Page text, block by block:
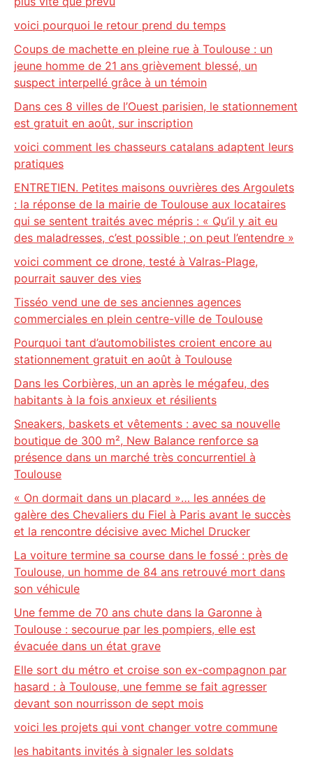
voici pourquoi le retour prend du temps
Coups de machette en pleine rue à Toulouse : un
jeune homme de 21 ans grièvement blessé, un
suspect interpellé grâce à un témoin
Dans ces 8 villes de l’Ouest parisien, le stationnement
est gratuit en août, sur inscription
voici comment les chasseurs catalans adaptent leurs
pratiques
ENTRETIEN. Petites maisons ouvrières des Argoulets
: la réponse de la mairie de Toulouse aux locataires
qui se sentent traités avec mépris : « Qu’il y ait eu
des maladresses, c’est possible ; on peut l’entendre »
voici comment ce drone, testé à Valras-Plage,
pourrait sauver des vies
Tisséo vend une de ses anciennes agences
commerciales en plein centre-ville de Toulouse
Pourquoi tant d’automobilistes croient encore au
stationnement gratuit en août à Toulouse
Dans les Corbières, un an après le mégafeu, des
habitants à la fois anxieux et résilients
Sneakers, baskets et vêtements : avec sa nouvelle
boutique de 300 m², New Balance renforce sa
présence dans un marché très concurrentiel à
Toulouse
« On dormait dans un placard »… les années de
galère des Chevaliers du Fiel à Paris avant le succès
et la rencontre décisive avec Michel Drucker
La voiture termine sa course dans le fossé : près de
Toulouse, un homme de 84 ans retrouvé mort dans
son véhicule
Une femme de 70 ans chute dans la Garonne à
Toulouse : secourue par les pompiers, elle est
évacuée dans un état grave
Elle sort du métro et croise son ex-compagnon par
hasard : à Toulouse, une femme se fait agresser
devant son nourrisson de sept mois
voici les projets qui vont changer votre commune
les habitants invités à signaler les soldats